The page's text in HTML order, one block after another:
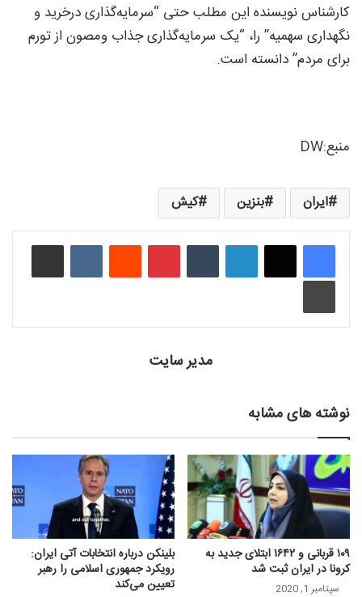
کارشناس نویسنده این مطلب حتی “سرمایه‌گذاری درخرید و
نگهداری سهمیه” را، “یک سرمایه‌گذاری جذاب ومصون از تورم
برای مردم” دانسته است.
منبع:‌DW
ایران بنزین کیش
لینکدین ‫پین‌ترست ‫رددیت
چاپ
مدیر سایت
نوشته های مشابه
۱۰۹ قربانی و ۱۶۴۲ ابتلای جدید به
کرونا در ایران ثبت شد
سپتامبر 1, 2020
بلینکن درباره انتخابات آتی ایران:
رویکرد جمهوری اسلامی را رهبر
تعیین می‌کند